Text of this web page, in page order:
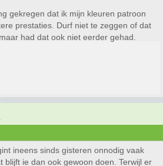
gekregen dat ik mijn kleuren patroon
prestaties. Durf niet te zeggen of dat
had dat ook niet eerder gehad.
ineens sinds gisteren onnodig vaak
blijft ie dan ook gewoon doen. Terwijl er